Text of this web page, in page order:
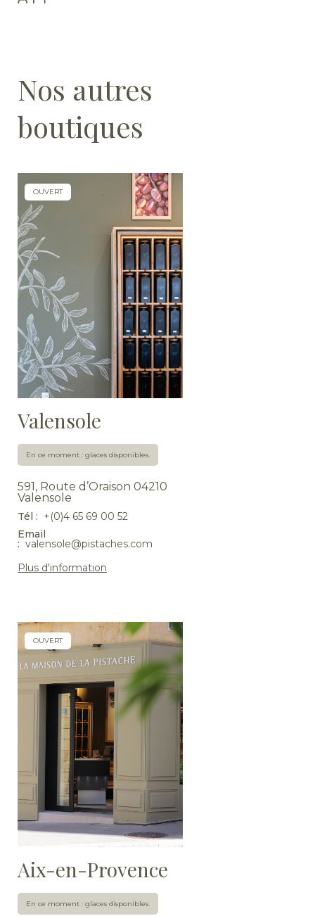
Nos autres
boutiques
OUVERT
Valensole
En ce moment : glaces disponibles.
591, Route d’Oraison 04210
Valensole
Tél : +(0)4 65 69 00 52
Email
: valensole@pistaches.com
Plus d'information
OUVERT
Aix-en-Provence
En ce moment : glaces disponibles.